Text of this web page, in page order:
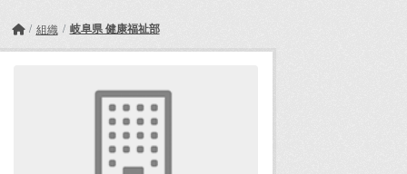
組織 岐阜県 健康福祉部